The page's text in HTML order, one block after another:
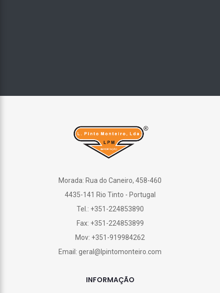
Morada: Rua do Caneiro, 458-460
4435-141 Rio Tinto - Portugal
Tel.: +351-224853890
Fax: +351-224853899
Mov: +351-919984262
Email: geral@lpintomonteiro.com
INFORMAÇÃO